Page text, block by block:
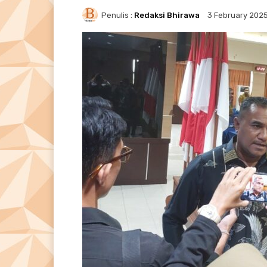
Penulis : Redaksi Bhirawa 3 February